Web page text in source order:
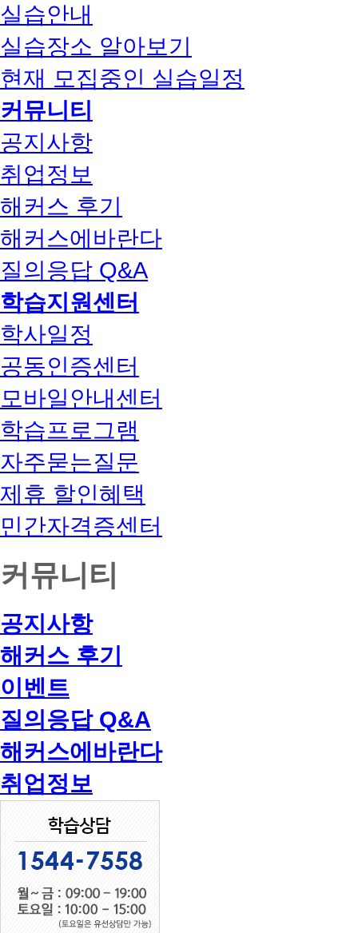
실습안내
실습장소 알아보기
현재 모집중인 실습일정
커뮤니티
공지사항
취업정보
해커스 후기
해커스에바란다
질의응답 Q&A
학습지원센터
학사일정
공동인증센터
모바일안내센터
학습프로그램
자주묻는질문
제휴 할인혜택
민간자격증센터
커뮤니티
공지사항
해커스 후기
이벤트
질의응답 Q&A
해커스에바란다
취업정보